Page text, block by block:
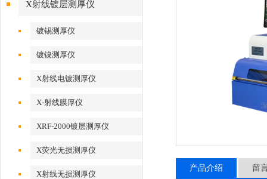
X射线镀层测厚仪
镀锡测厚仪
镀镍测厚仪
X射线电镀测厚仪
X-射线膜厚仪
XRF-2000镀层测厚仪
X荧光无损测厚仪
X射线无损测厚仪
产品介绍 留